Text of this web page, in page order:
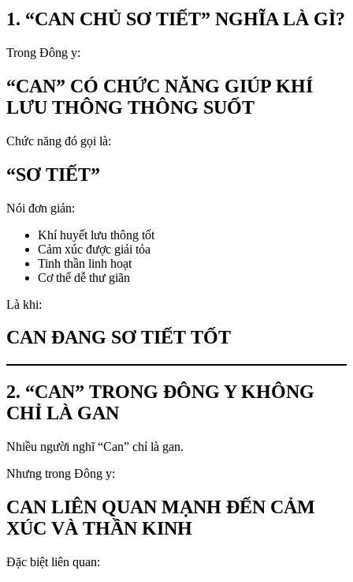
1. “CAN CHỦ SƠ TIẾT” NGHĨA LÀ GÌ?
Trong Đông y:
“CAN” CÓ CHỨC NĂNG GIÚP KHÍ
LƯU THÔNG THÔNG SUỐT
Chức năng đó gọi là:
“SƠ TIẾT”
Nói đơn giản:
Khí huyết lưu thông tốt
Cảm xúc được giải tỏa
Tinh thần linh hoạt
Cơ thể dễ thư giãn
Là khi:
CAN ĐANG SƠ TIẾT TỐT
2. “CAN” TRONG ĐÔNG Y KHÔNG
CHỈ LÀ GAN
Nhiều người nghĩ “Can” chỉ là gan.
Nhưng trong Đông y:
CAN LIÊN QUAN MẠNH ĐẾN CẢM
XÚC VÀ THẦN KINH
Đặc biệt liên quan: